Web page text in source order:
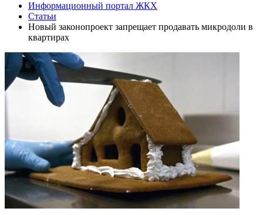
Информационный портал ЖКХ
Статьи
Новый законопроект запрещает продавать микродоли в
квартирах